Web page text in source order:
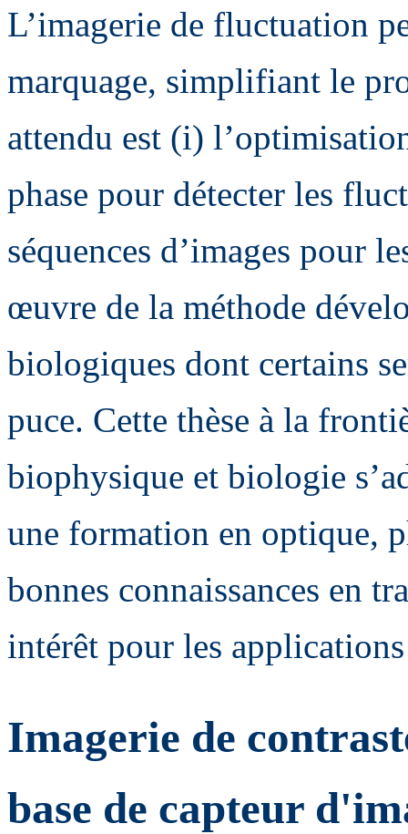
L’imagerie de fluctuation
marquage, simplifiant le
attendu est (i)
phase pour détecter les
séquences d’images pour
œuvre de la méthode
biologiques dont certains
puce. Cette thèse à la
biophysique et biologie
une formation en optique,
bonnes connaissances en
intérêt pour les
Imagerie de
base de capteur